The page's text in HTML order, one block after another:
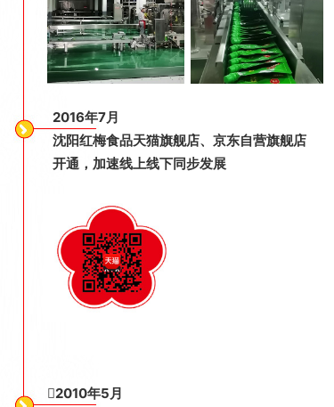
2016年7月
沈阳红梅食品天猫旗舰店、京东自营旗舰店
开通，加速线上线下同步发展
2010年5月